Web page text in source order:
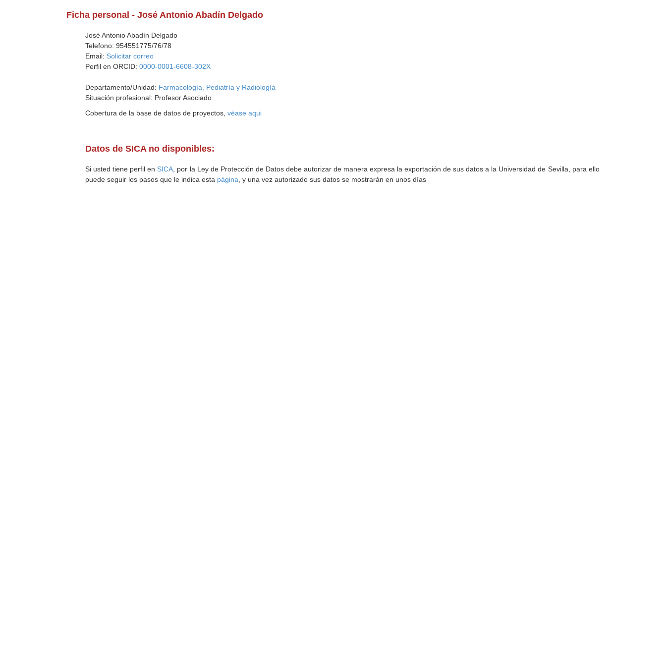
Ficha personal - José Antonio Abadín Delgado
José Antonio Abadín Delgado
Telefono: 954551775/76/78
Email: Solicitar correo
Perfil en ORCID:0000-0001-6608-302X
Departamento/Unidad: Farmacología, Pediatría y Radiología
Situación profesional: Profesor Asociado
Cobertura de la base de datos de proyectos,véase aqui
Datos de SICA no disponibles:
Si usted tiene perfil en SICA , por la Ley de Protección de Datos debe autorizar de manera expresa la exportación de sus datos a la Universidad de Sevilla, para ello
puede seguir los pasos que le indica esta página , y una vez autorizado sus datos se mostrarán en unos días